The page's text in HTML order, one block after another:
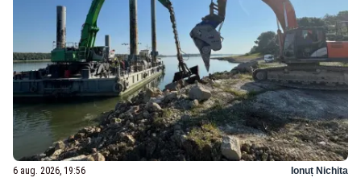
6 aug. 2026, 19:56 Ionuț Nichita